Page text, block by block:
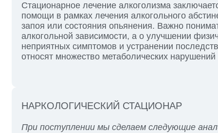
Стационарное лечение алкоголизма
помощи в рамках лечения алкогольного
запоя или состояния опьянения. Важно
алкогольной зависимости, а о улучшении
неприятных симптомов и устранении
относят множество метаболических нарушений
НАРКОЛОГИЧЕСКИЙ СТАЦИОНАР
При поступлении мы сделаем следующие